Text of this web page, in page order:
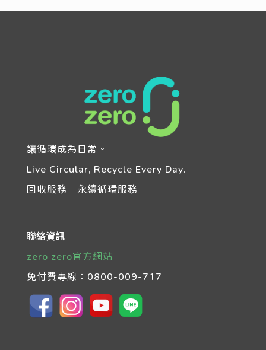
讓循環成為日常。
Live Circular, Recycle Every Day.
回收服務｜永續循環服務
聯絡資訊
zero zero官方網站
免付費專線： 0800-009-717